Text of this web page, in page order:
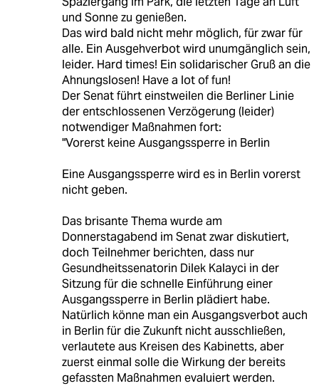
und Sonne zu genießen.
Das wird bald nicht mehr möglich, für zwar für
alle. Ein Ausgehverbot wird unumgänglich sein,
leider. Hard times! Ein solidarischer Gruß an die
Ahnungslosen! Have a lot of fun!
Der Senat führt einstweilen die Berliner Linie
der entschlossenen Verzögerung (leider)
notwendiger Maßnahmen fort:
"Vorerst keine Ausgangssperre in Berlin
Eine Ausgangssperre wird es in Berlin vorerst
nicht geben.
Das brisante Thema wurde am
Donnerstagabend im Senat zwar diskutiert,
doch Teilnehmer berichten, dass nur
Gesundheitssenatorin Dilek Kalayci in der
Sitzung für die schnelle Einführung einer
Ausgangssperre in Berlin plädiert habe.
Natürlich könne man ein Ausgangsverbot auch
in Berlin für die Zukunft nicht ausschließen,
verlautete aus Kreisen des Kabinetts, aber
zuerst einmal solle die Wirkung der bereits
gefassten Maßnahmen evaluiert werden.